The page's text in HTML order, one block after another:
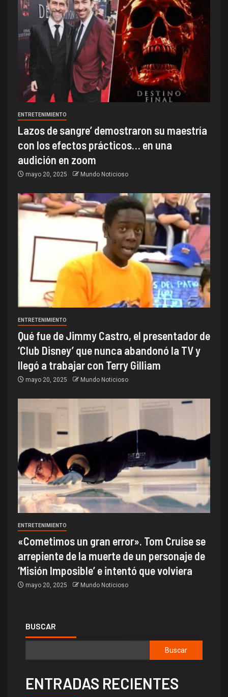
ENTRETENIMIENTO
Lazos de sangre’ demostraron su maestría
con los efectos prácticos… en una
audición en zoom
mayo 20, 2025 Mundo Noticioso
ENTRETENIMIENTO
Qué fue de Jimmy Castro, el presentador de
‘Club Disney’ que nunca abandonó la TV y
llegó a trabajar con Terry Gilliam
mayo 20, 2025 Mundo Noticioso
ENTRETENIMIENTO
«Cometimos un gran error». Tom Cruise se
arrepiente de la muerte de un personaje de
‘Misión Imposible’ e intentó que volviera
mayo 20, 2025 Mundo Noticioso
BUSCAR
Buscar
ENTRADAS RECIENTES